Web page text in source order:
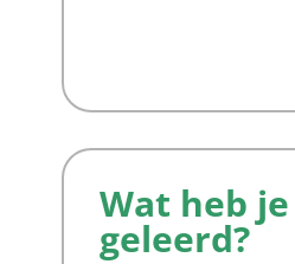
Wat heb je
geleerd?